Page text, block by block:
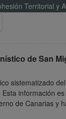
Territorial y
de San
sistematizado
información
de Canarias y